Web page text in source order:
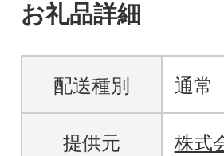
お礼品詳細
配送種別 通常
提供元 株式